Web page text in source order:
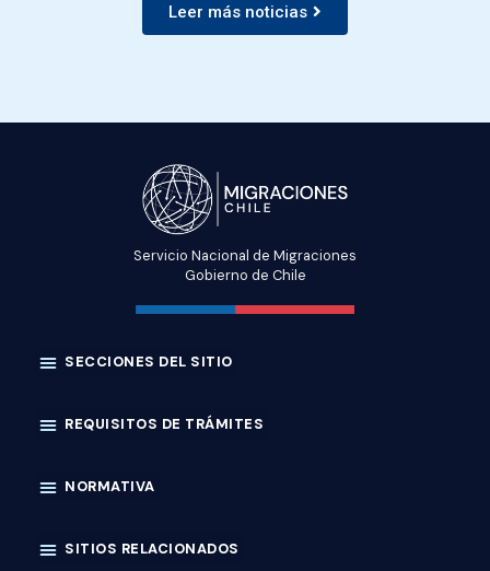
Leer más noticias
Servicio Nacional de Migraciones
Gobierno de Chile